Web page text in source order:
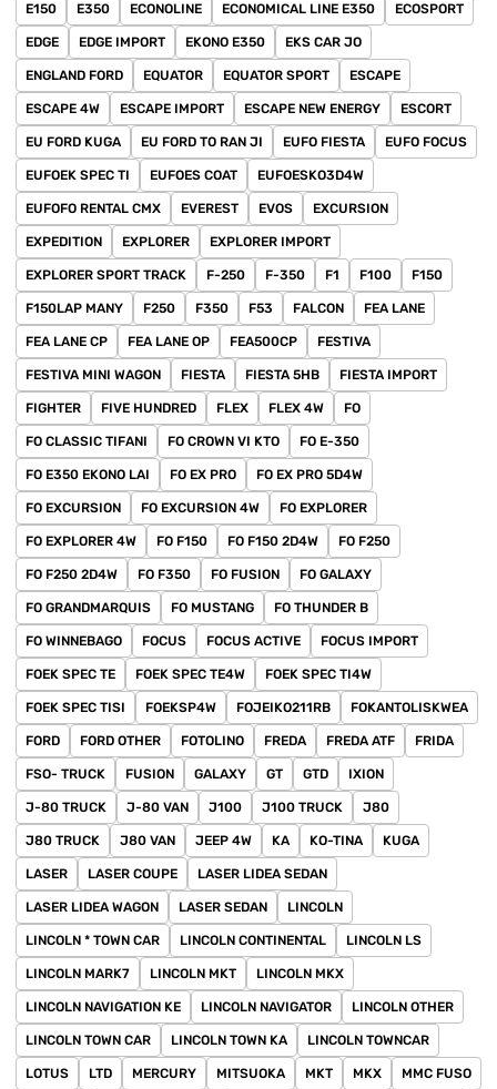
E150 E350 ECONOLINE ECONOMICAL LINE E350 ECOSPORT
EDGE EDGE IMPORT EKONO E350 EKS CAR JO
ENGLAND FORD EQUATOR EQUATOR SPORT ESCAPE
ESCAPE 4W ESCAPE IMPORT ESCAPE NEW ENERGY ESCORT
EU FORD KUGA EU FORD TO RAN JI EUFO FIESTA EUFO FOCUS
EUFOEK SPEC TI EUFOES COAT EUFOESKO3D4W
EUFOFO RENTAL CMX EVEREST EVOS EXCURSION
EXPEDITION EXPLORER EXPLORER IMPORT
EXPLORER SPORT TRACK F-250 F-350 F1 F100 F150
F150LAP MANY F250 F350 F53 FALCON FEA LANE
FEA LANE CP FEA LANE OP FEA500CP FESTIVA
FESTIVA MINI WAGON FIESTA FIESTA 5HB FIESTA IMPORT
FIGHTER FIVE HUNDRED FLEX FLEX 4W FO
FO CLASSIC TIFANI FO CROWN VI KTO FO E-350
FO E350 EKONO LAI FO EX PRO FO EX PRO 5D4W
FO EXCURSION FO EXCURSION 4W FO EXPLORER
FO EXPLORER 4W FO F150 FO F150 2D4W FO F250
FO F250 2D4W FO F350 FO FUSION FO GALAXY
FO GRANDMARQUIS FO MUSTANG FO THUNDER B
FO WINNEBAGO FOCUS FOCUS ACTIVE FOCUS IMPORT
FOEK SPEC TE FOEK SPEC TE4W FOEK SPEC TI4W
FOEK SPEC TISI FOEKSP4W FOJEIKO211RB FOKANTOLISKWEA
FORD FORD OTHER FOTOLINO FREDA FREDA ATF FRIDA
FSO- TRUCK FUSION GALAXY GT GTD IXION
J-80 TRUCK J-80 VAN J100 J100 TRUCK J80
J80 TRUCK J80 VAN JEEP 4W KA KO-TINA KUGA
LASER LASER COUPE LASER LIDEA SEDAN
LASER LIDEA WAGON LASER SEDAN LINCOLN
LINCOLN * TOWN CAR LINCOLN CONTINENTAL LINCOLN LS
LINCOLN MARK7 LINCOLN MKT LINCOLN MKX
LINCOLN NAVIGATION KE LINCOLN NAVIGATOR LINCOLN OTHER
LINCOLN TOWN CAR LINCOLN TOWN KA LINCOLN TOWNCAR
LOTUS LTD MERCURY MITSUOKA MKT MKX MMC FUSO